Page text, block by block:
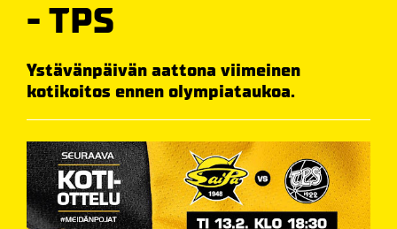
- TPS
Ystävänpäivän aattona viimeinen
kotikoitos ennen olympiataukoa.